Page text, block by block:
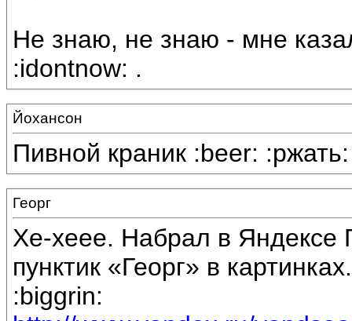
Не знаю, не знаю - мне
:idontnow: .
Йохансон
Пивной краник :beer: :ржать:
Георг
Хе-хеее. Набрал в Яндексе
пунктик «Георг» в
:biggrin: